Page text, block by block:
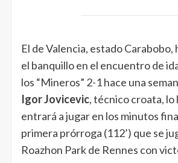
El de Valencia, estado Carabobo,
el banquillo en el encuentro de
los “Mineros” 2-1 hace una
Igor Jovicevic, técnico croata, lo
entrará a jugar en los minutos
primera prórroga (112’) que se
Roazhon Park de Rennes con